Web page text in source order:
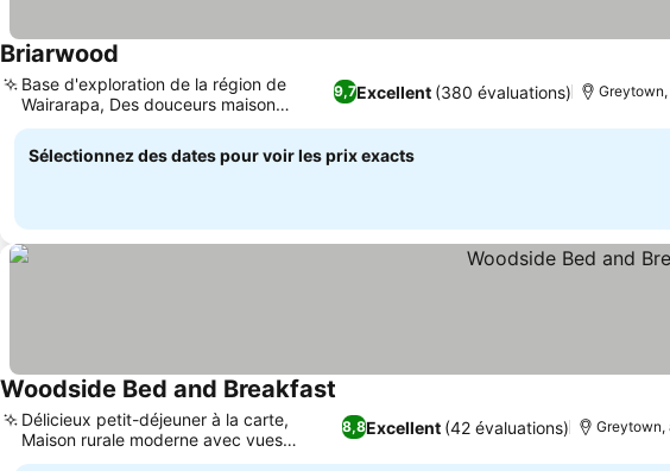
Briarwood
9,7Excellent (380 évaluations)
Base d'exploration de la région de
Wairarapa, Des douceurs maison
attentionnées
Greytown,
Sélectionnez des dates pour voir les prix exacts
Woodside Bed and Breakfast
8,8Excellent (42 évaluations)
Délicieux petit-déjeuner à la carte,
Maison rurale moderne avec vues
panoramiques
Greytown,